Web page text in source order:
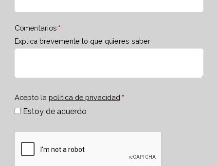
Comentarios
Explica brevemente lo que quieres saber
Acepto la política de privacidad
Estoy de acuerdo